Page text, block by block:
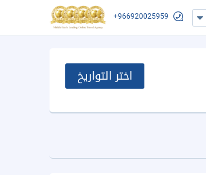
+966920025959
اختر التواريخ